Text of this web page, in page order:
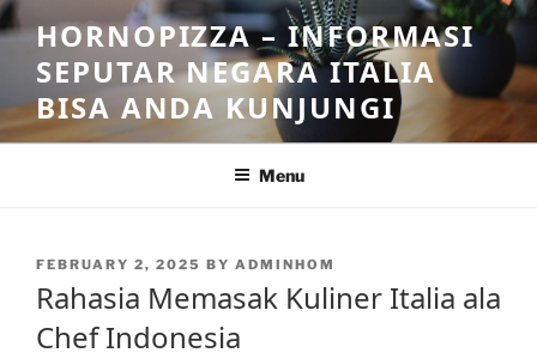
Skip
to
content
HORNOPIZZA – INFORMASI
SEPUTAR NEGARA ITALIA
BISA ANDA KUNJUNGI
Menu
POSTED
FEBRUARY 2, 2025 BY ADMINHOM
Rahasia Memasak Kuliner Italia ala
Chef Indonesia